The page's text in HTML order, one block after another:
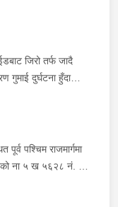
३४ को विवश वि.क,
१५ महिनाकी प्रभा
बस्ने वर्ष ३० को
कृष्णा राम नराल
जिरो तर्फ जादै
दुर्घटना हुँदा
लागि G.M.C
पश्चिम राजमार्गमा
ना ५ ख ५६२८ नं. को
दुर्घटना हुँदा